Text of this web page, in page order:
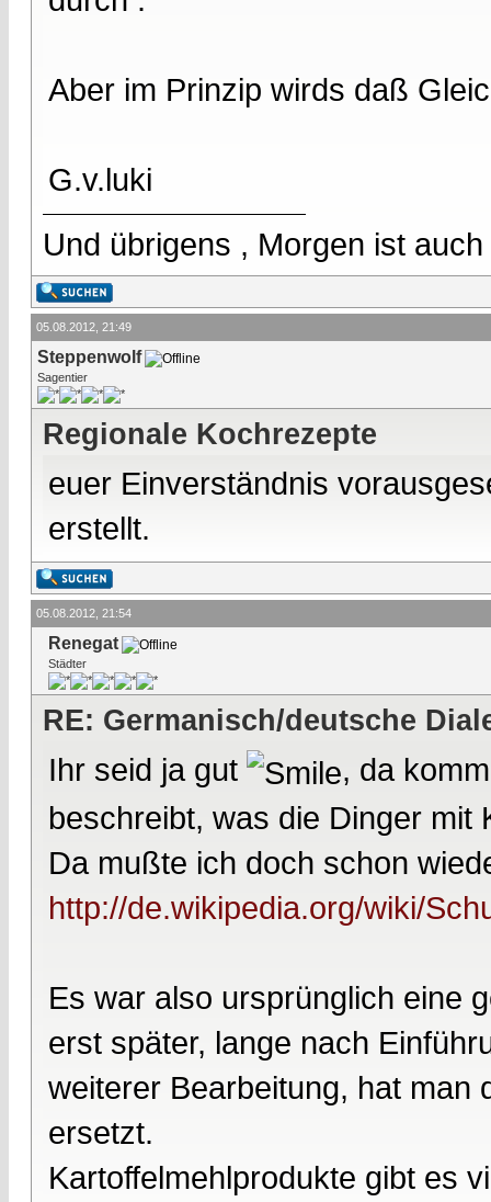
Aber im Prinzip wirds daß
G.v.luki
Und übrigens , Morgen ist
05.08.2012, 21:49
Steppenwolf
Sagentier
Regionale Kochrezepte
euer Einverständnis
erstellt.
05.08.2012, 21:54
Renegat
Städter
RE: Germanisch/deutsche
Ihr seid ja gut
, da
beschreibt, was die Dinger mit
Da mußte ich doch schon
http://de.wikipedia.org/wiki/
Es war also ursprünglich eine
erst später, lange nach
weiterer Bearbeitung, hat man
ersetzt.
Kartoffelmehlprodukte gibt es